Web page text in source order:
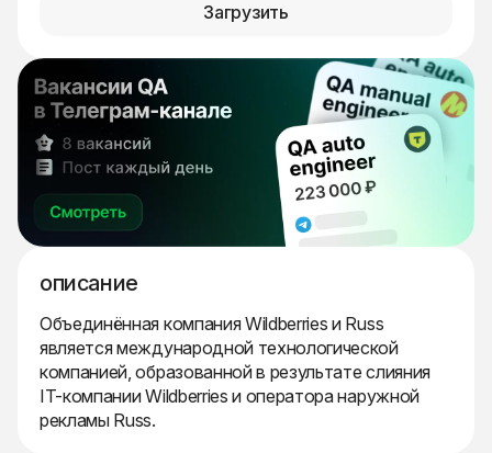
Загрузить
описание
Объединённая компания Wildberries и Russ
является международной технологической
компанией, образованной в результате слияния
IT-компании Wildberries и оператора наружной
рекламы Russ.